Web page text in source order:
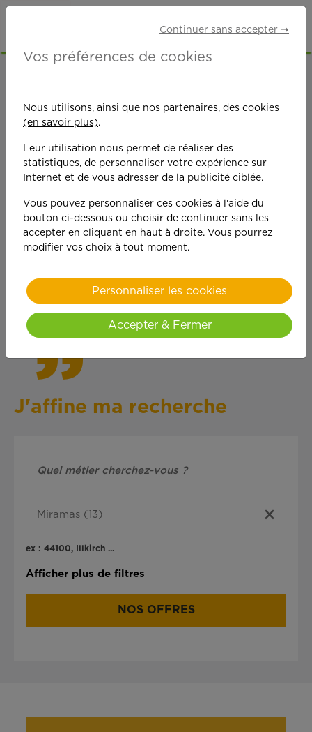
On est toujours plus
performant
quand on y met du
cœur !
J'affine ma recherche
ex : 44100, Illkirch ...
Afficher plus de filtres
NOS OFFRES
Continuer sans accepter ➝
Vos préférences de cookies
Nous utilisons, ainsi que nos partenaires, des cookies
(en savoir plus).
Leur utilisation nous permet de réaliser des
statistiques, de personnaliser votre expérience sur
Internet et de vous adresser de la publicité ciblée.
Vous pouvez personnaliser ces cookies à l'aide du
bouton ci-dessous ou choisir de continuer sans les
accepter en cliquant en haut à droite. Vous pourrez
modifier vos choix à tout moment.
Personnaliser les cookies
Accepter & Fermer